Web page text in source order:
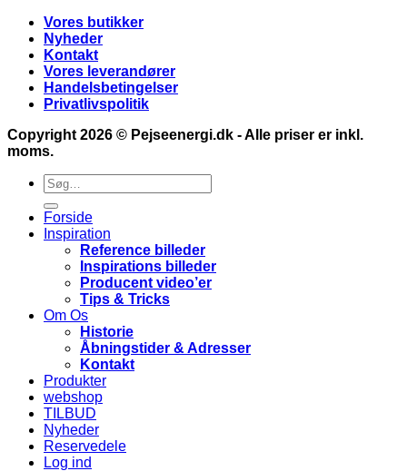
Vores butikker
Nyheder
Kontakt
Vores leverandører
Handelsbetingelser
Privatlivspolitik
Copyright 2026 © Pejseenergi.dk - Alle priser er inkl.
moms.
Søg
efter:
Forside
Inspiration
Reference billeder
Inspirations billeder
Producent video’er
Tips & Tricks
Om Os
Historie
Åbningstider & Adresser
Kontakt
Produkter
webshop
TILBUD
Nyheder
Reservedele
Log ind